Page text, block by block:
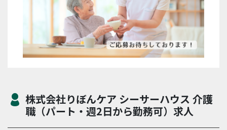
株式会社りぼんケア シーサーハウス 介護
職（パート・週2日から勤務可）求人